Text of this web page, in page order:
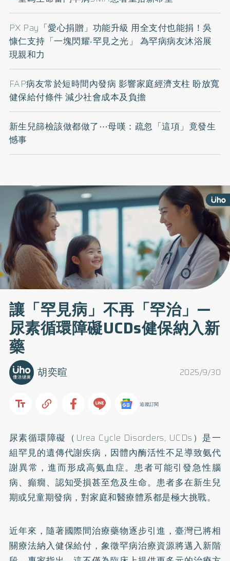
PX Pay「愛心捐贈」功能升級 用全支付也能捐！吳
慷仁支持「一塊閃耀‧罕見之光」 為罕病病友沐浴展
現親和力
FAP病友常於短時間內發病 影響家庭經濟支柱 盼放寬
健保給付條件 減少社會成本及負擔
新生兒篩檢該做都做了⋯母嘆：疏忽「這項」竟發生
憾事
讓「罕見病」不再「罕治」—
尿素循環障礙UCDs健保納入新
藥
2025/9/30
胡奕暄
追蹤訂閱
尿素循環障礙（Urea Cycle Disorders, UCDs）是一
組罕見的遺傳代謝疾病，因體內酶活性不足導致氨代
謝異常，進而形成高氨血症。患者可能引發急性腦
病、癲癇、認知受損甚至危及生命。患者多在新生兒
期或兒童期發病，對家庭和醫療體系都是極大挑戰。
近年來，隨著國際間治療藥物逐步引進，臺灣已將相
關療法納入健保給付，象徵罕病治療資源將邁入新階